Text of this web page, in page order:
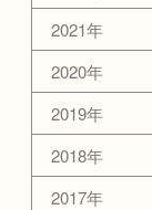
2021年
2020年
2019年
2018年
2017年